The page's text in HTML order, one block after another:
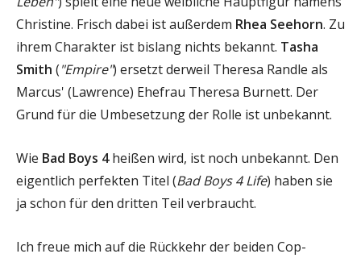
Christine. Frisch dabei ist außerdem Rhea Seehorn. Zu
ihrem Charakter ist bislang nichts bekannt. Tasha
Smith ("Empire") ersetzt derweil Theresa Randle als
Marcus' (Lawrence) Ehefrau Theresa Burnett. Der
Grund für die Umbesetzung der Rolle ist unbekannt.
Wie Bad Boys 4heißen wird, ist noch unbekannt. Den
eigentlich perfekten Titel (Bad Boys 4 Life) haben sie
ja schon für den dritten Teil verbraucht.
Ich freue mich auf die Rückkehr der beiden Cop-